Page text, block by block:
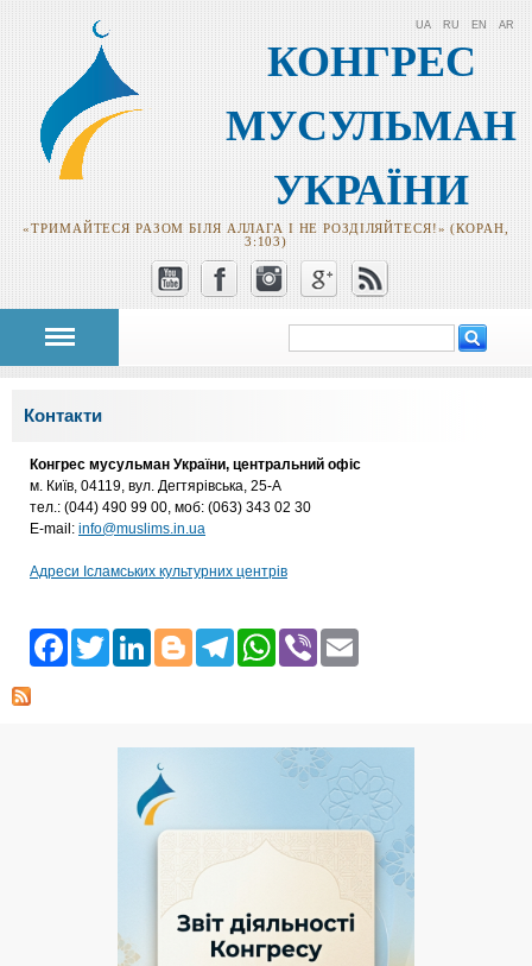
КОНГРЕС
МУСУЛЬМАН
УКРАЇНИ
«ТРИМАЙТЕСЯ РАЗОМ БІЛЯ АЛЛАГА І НЕ РОЗДІЛЯЙТЕСЯ!» (КОРАН,
3:103)
UA RU EN AR
Пошукова
Ви є тут
Контакти
Конгрес мусульман України, центральний офіс
м. Київ, 04119, вул. Дегтярівська, 25-А
тел.: (044) 490 99 00, моб: (063) 343 02 30
Е-mail: info@muslims.in.ua
Адреси Ісламських культурних центрів
Facebook
Twitter
LinkedIn
Blogger
Telegram
WhatsApp
Viber